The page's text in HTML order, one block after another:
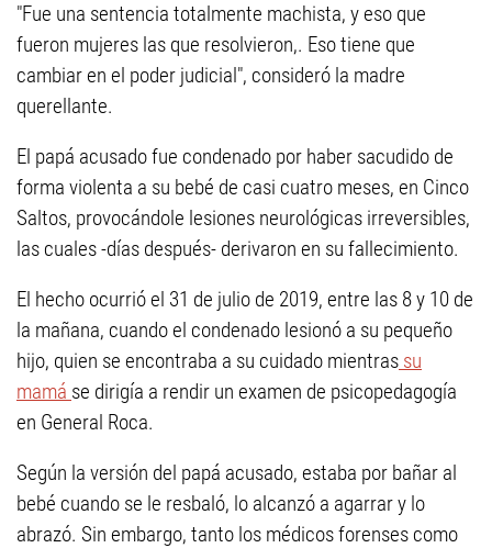
"Fue una sentencia totalmente machista, y eso que
fueron mujeres las que resolvieron,. Eso tiene que
cambiar en el poder judicial", consideró la madre
querellante.
El papá acusado fue condenado por haber sacudido de
forma violenta a su bebé de casi cuatro meses, en Cinco
Saltos, provocándole lesiones neurológicas irreversibles,
las cuales -días después- derivaron en su fallecimiento.
El hecho ocurrió el 31 de julio de 2019, entre las 8 y 10 de
la mañana, cuando el condenado lesionó a su pequeño
hijo, quien se encontraba a su cuidado mientras su
mamá se dirigía a rendir un examen de psicopedagogía
en General Roca.
Según la versión del papá acusado, estaba por bañar al
bebé cuando se le resbaló, lo alcanzó a agarrar y lo
abrazó. Sin embargo, tanto los médicos forenses como